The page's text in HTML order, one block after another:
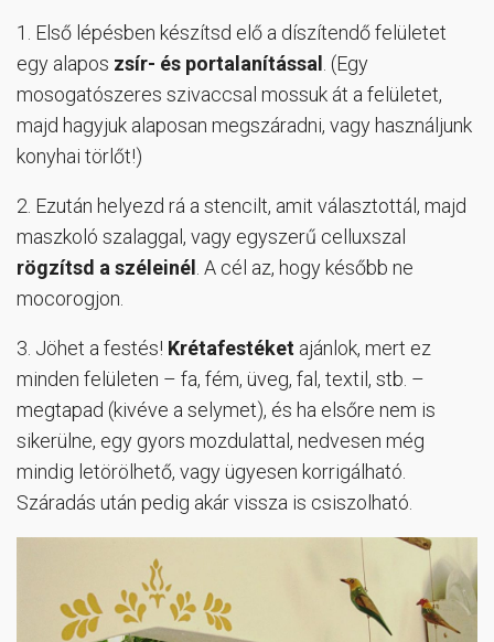
1. Első lépésben készítsd elő a díszítendő felületet
egy alapos zsír- és portalanítással . (Egy
mosogatószeres szivaccsal mossuk át a felületet,
majd hagyjuk alaposan megszáradni, vagy használjunk
konyhai törlőt!)
2. Ezután helyezd rá a stencilt, amit választottál, majd
maszkoló szalaggal, vagy egyszerű celluxszal
rögzítsd a széleinél . A cél az, hogy később ne
mocorogjon.
3. Jöhet a festés! Krétafestéket ajánlok, mert ez
minden felületen – fa, fém, üveg, fal, textil, stb. –
megtapad (kivéve a selymet), és ha elsőre nem is
sikerülne, egy gyors mozdulattal, nedvesen még
mindig letörölhető, vagy ügyesen korrigálható.
Száradás után pedig akár vissza is csiszolható.